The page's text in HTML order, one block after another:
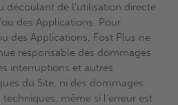
découlant de l’utilisation directe
des Applications. Pour
des Applications, Fost Plus ne
responsable des dommages
interruptions et autres
du Site, ni des dommages
même si l’erreur est